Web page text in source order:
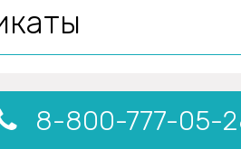
8-800-777-05-